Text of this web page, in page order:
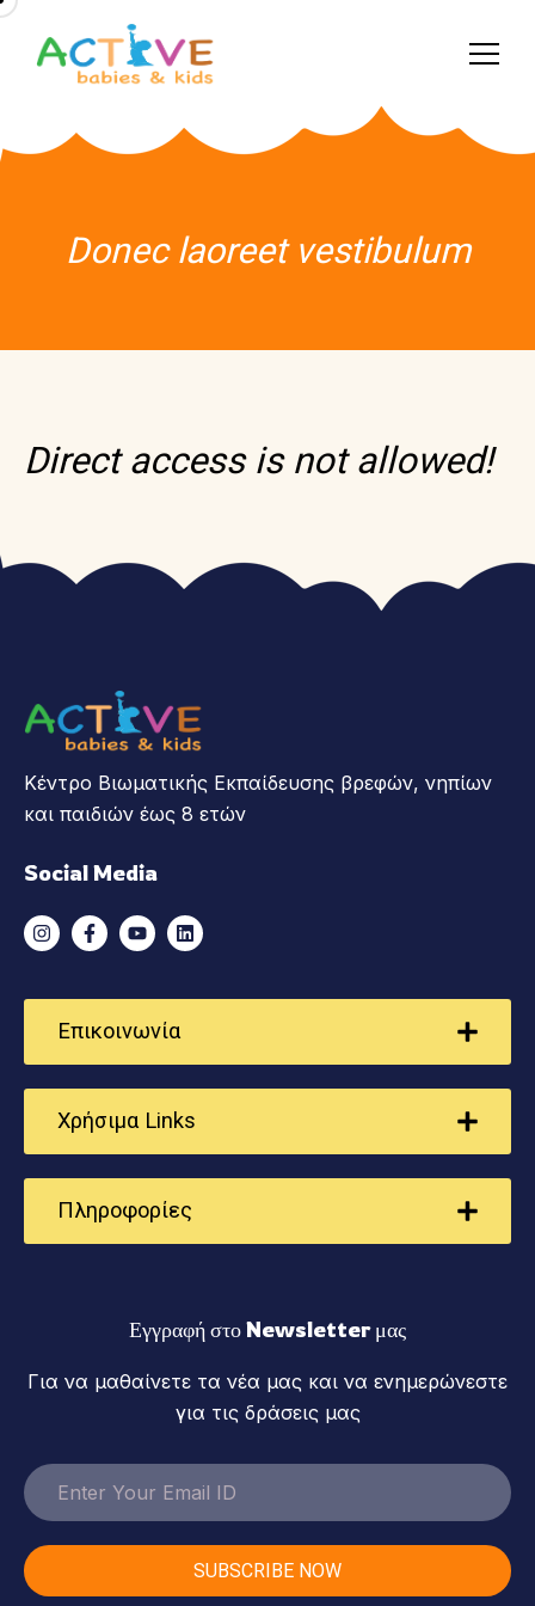
Donec laoreet vestibulum
Direct access is not allowed!
Κέντρο Βιωματικής Εκπαίδευσης βρεφών, νηπίων
και παιδιών έως 8 ετών
Social Media
Επικοινωνία
Χρήσιμα Links
Πληροφορίες
Εγγραφή στο Newsletter μας
Για να μαθαίνετε τα νέα μας και να ενημερώνεστε
για τις δράσεις μας
SUBSCRIBE NOW